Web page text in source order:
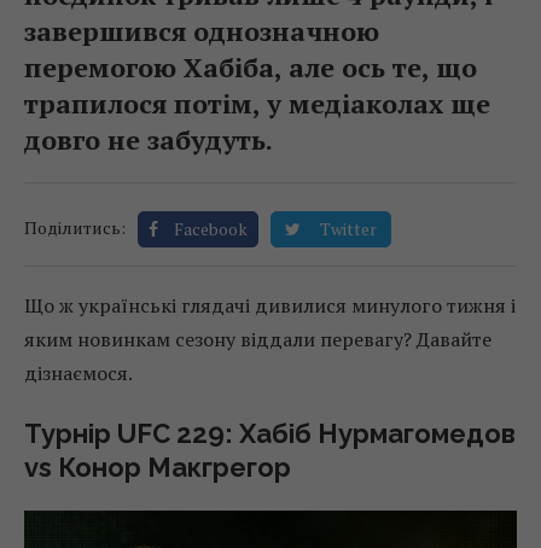
завершився однозначною
перемогою Хабіба, але ось те, що
трапилося потім, у медіаколах ще
довго не забудуть.
Поділитись: Facebook Twitter
Що ж українські глядачі дивилися минулого тижня і
яким новинкам сезону віддали перевагу? Давайте
дізнаємося.
Турнір UFC 229: Хабіб Нурмагомедов
vs Конор Макгрегор